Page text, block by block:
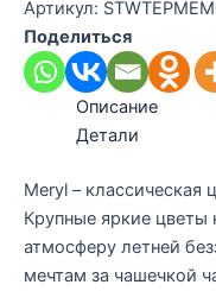
Артикул:
Поделиться
Описание
Детали
Meryl – классическая
Крупные яркие цветы
атмосферу летней
мечтам за чашечкой